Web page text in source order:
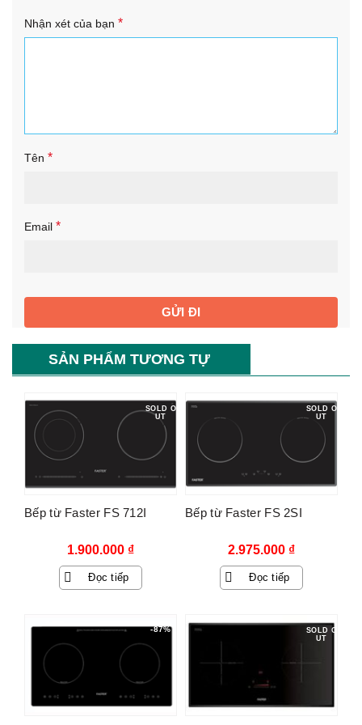
Nhận xét của bạn *
Tên *
Email *
SẢN PHẨM TƯƠNG TỰ
SOLD O
UT
Bếp từ Faster FS 712I
1.900.000 ₫
Đọc tiếp
SOLD O
UT
Bếp từ Faster FS 2SI
2.975.000 ₫
Đọc tiếp
-87%
SOLD O
UT